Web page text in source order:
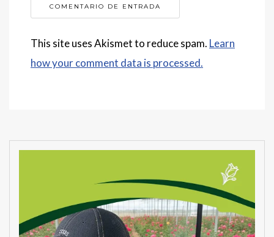
This site uses Akismet to reduce spam. Learn
how your comment data is processed.